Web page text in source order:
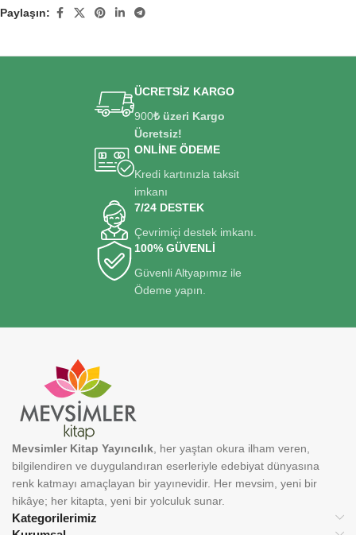
Paylaşın:
ÜCRETSİZ KARGO
900₺ üzeri Kargo
Ücretsiz!
ONLİNE ÖDEME
Kredi kartınızla taksit
imkanı
7/24 DESTEK
Çevrimiçi destek imkanı.
100% GÜVENLİ
Güvenli Altyapımız ile
Ödeme yapın.
Kategorilerimiz
Mevsimler Kitap Yayıncılık , her yaştan okura ilham veren,
bilgilendiren ve duygulandıran eserleriyle edebiyat dünyasına
renk katmayı amaçlayan bir yayınevidir. Her mevsim, yeni bir
hikâye; her kitapta, yeni bir yolculuk sunar.